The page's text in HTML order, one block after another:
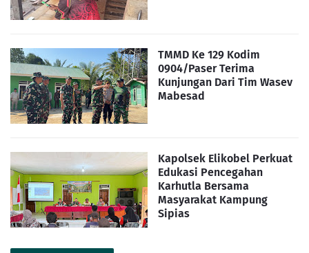
TMMD Ke 129 Kodim
0904/Paser Terima
Kunjungan Dari Tim Wasev
Mabesad
Kapolsek Elikobel Perkuat
Edukasi Pencegahan
Karhutla Bersama
Masyarakat Kampung
Sipias